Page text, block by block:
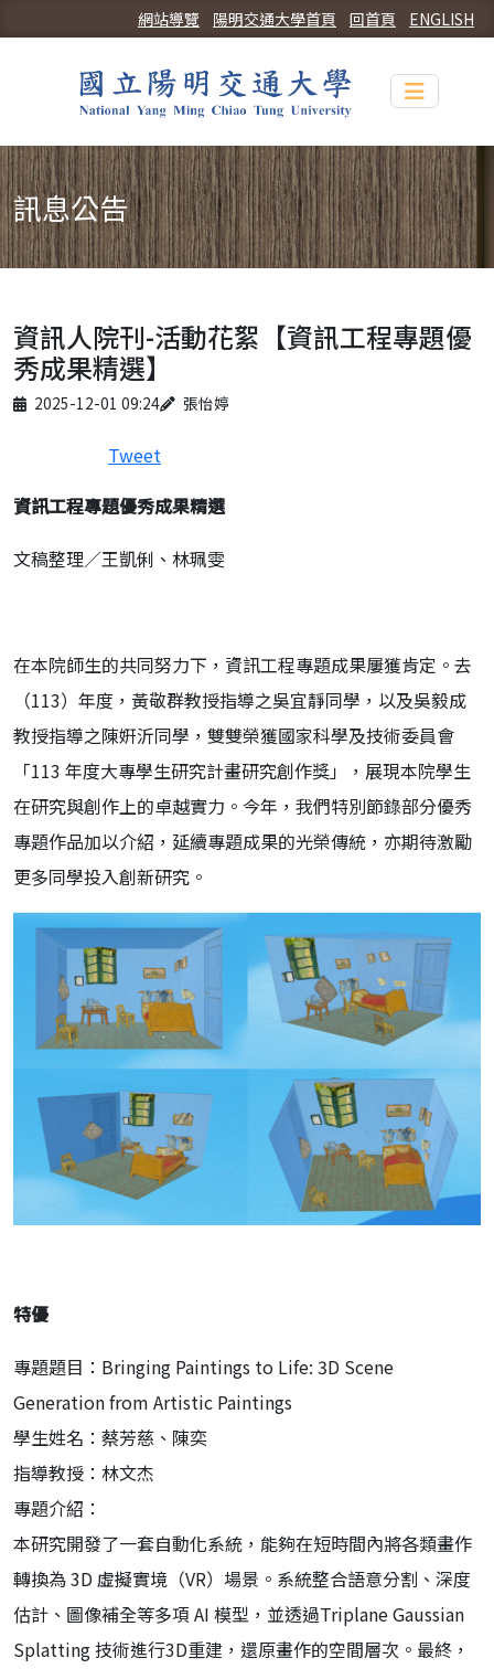
ENGLISH
回首頁
陽明交通大學首頁
網站導覽
Toggle
訊息公告
資訊人院刊-活動花絮【資訊工程專題優
秀成果精選】
Published on
2025-12-01 09:24
Author 張怡婷
Tweet
資訊工程專題優秀成果精選
文稿整理／王凱俐、林珮雯
在本院師生的共同努力下，資訊工程專題成果屢獲肯定。去
（113）年度，黃敬群教授指導之吳宜靜同學，以及吳毅成
教授指導之陳姸沂同學，雙雙榮獲國家科學及技術委員會
「113 年度大專學生研究計畫研究創作獎」，展現本院學生
在研究與創作上的卓越實力。今年，我們特別節錄部分優秀
專題作品加以介紹，延續專題成果的光榮傳統，亦期待激勵
更多同學投入創新研究。
特優
專題題目：Bringing Paintings to Life: 3D Scene
Generation from Artistic Paintings
學生姓名：蔡芳慈、陳奕
指導教授：林文杰
專題介紹：
本研究開發了一套自動化系統，能夠在短時間內將各類畫作
轉換為 3D 虛擬實境（VR）場景。系統整合語意分割、深度
估計、圖像補全等多項 AI 模型，並透過Triplane Gaussian
Splatting 技術進行3D重建，還原畫作的空間層次。最終，